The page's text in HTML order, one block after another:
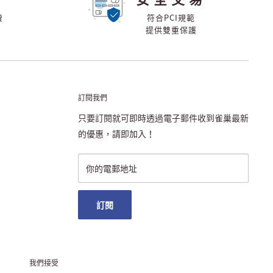
符合PCI規範
提供雙重保護
訂閱我們
只要訂閱就可即時透過電子郵件收到雀巢最新
的優惠，請即加入！
你的電郵地址
訂閱
我們接受